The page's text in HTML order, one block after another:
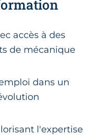
accès à des
de mécanique
dans un
l'expertise